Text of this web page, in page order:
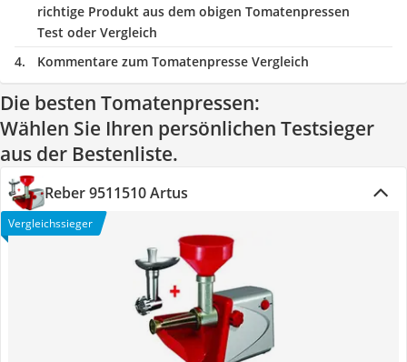
richtige Produkt aus dem obigen Tomatenpressen
Test oder Vergleich
Kommentare zum Tomatenpresse Vergleich
Die besten Tomatenpressen:
Wählen Sie Ihren persönlichen Testsieger
aus der Bestenliste.
Reber 9511510 Artus
Vergleichssieger